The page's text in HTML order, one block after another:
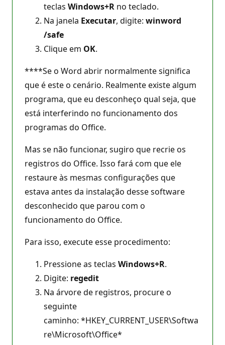
teclas Windows+R no teclado.
Na janela Executar, digite: winword
/safe
Clique em OK.
****Se o Word abrir normalmente significa
que é este o cenário. Realmente existe algum
programa, que eu desconheço qual seja, que
está interferindo no funcionamento dos
programas do Office.
Mas se não funcionar, sugiro que recrie os
registros do Office. Isso fará com que ele
restaure às mesmas configurações que
estava antes da instalação desse software
desconhecido que parou com o
funcionamento do Office.
Para isso, execute esse procedimento:
Pressione as teclas Windows+R.
Digite: regedit
Na árvore de registros, procure o
seguinte
caminho: *HKEY_CURRENT_USER\Softwa
re\Microsoft\Office*